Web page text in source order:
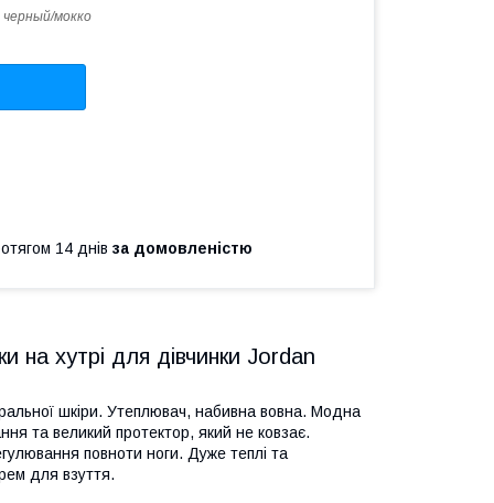
черный/мокко
14 днів за домовленістю
на хутрі для дівчинки Jordan
шкіри. Утеплювач, набивна вовна. Модна
та великий протектор, який не ковзає.
повноти ноги. Дуже теплі та
для взуття.